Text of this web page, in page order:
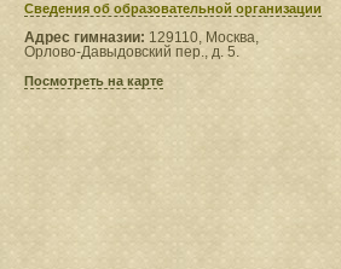
Сведения​ об образовательной организации
Адрес гимназии: 129110, Москва,
Орлово-Давыдовский пер., д. 5.
Посмотреть на карте